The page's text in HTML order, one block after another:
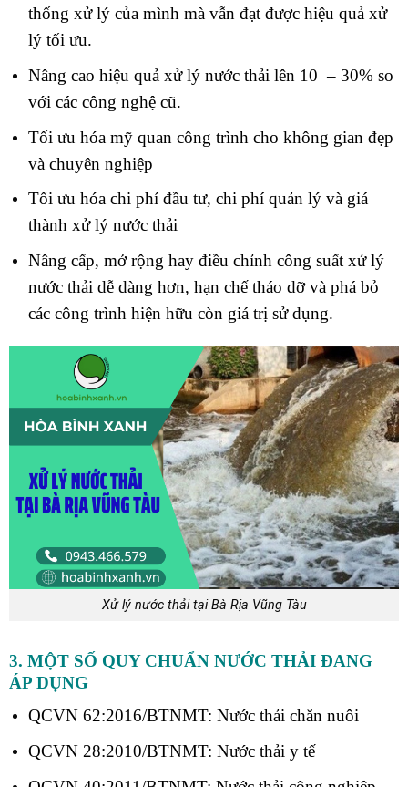
thống xử lý của mình mà vẫn đạt được hiệu quả xử
lý tối ưu.
Nâng cao hiệu quả xử lý nước thải lên 10 – 30% so
với các công nghệ cũ.
Tối ưu hóa mỹ quan công trình cho không gian đẹp
và chuyên nghiệp
Tối ưu hóa chi phí đầu tư, chi phí quản lý và giá
thành xử lý nước thải
Nâng cấp, mở rộng hay điều chỉnh công suất xử lý
nước thải dễ dàng hơn, hạn chế tháo dỡ và phá bỏ
các công trình hiện hữu còn giá trị sử dụng.
Xử lý nước thải tại Bà Rịa Vũng Tàu
3. MỘT SỐ QUY CHUẨN NƯỚC THẢI ĐANG
ÁP DỤNG
QCVN 62:2016/BTNMT: Nước thải chăn nuôi
QCVN 28:2010/BTNMT: Nước thải y tế